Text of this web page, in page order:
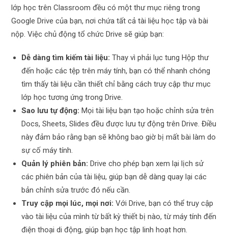
lớp học trên Classroom đều có một thư mục riêng trong
Google Drive của bạn, nơi chứa tất cả tài liệu học tập và bài
nộp. Việc chủ động tổ chức Drive sẽ giúp bạn:
Dễ dàng tìm kiếm tài liệu: Thay vì phải lục tung Hộp thư
đến hoặc các tệp trên máy tính, bạn có thể nhanh chóng
tìm thấy tài liệu cần thiết chỉ bằng cách truy cập thư mục
lớp học tương ứng trong Drive.
Sao lưu tự động: Mọi tài liệu bạn tạo hoặc chỉnh sửa trên
Docs, Sheets, Slides đều được lưu tự động trên Drive. Điều
này đảm bảo rằng bạn sẽ không bao giờ bị mất bài làm do
sự cố máy tính.
Quản lý phiên bản: Drive cho phép bạn xem lại lịch sử
các phiên bản của tài liệu, giúp bạn dễ dàng quay lại các
bản chỉnh sửa trước đó nếu cần.
Truy cập mọi lúc, mọi nơi: Với Drive, bạn có thể truy cập
vào tài liệu của mình từ bất kỳ thiết bị nào, từ máy tính đến
điện thoại di động, giúp bạn học tập linh hoạt hơn.